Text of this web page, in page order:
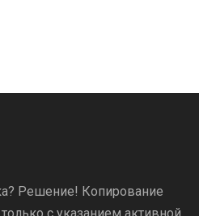
Решение! Копирование